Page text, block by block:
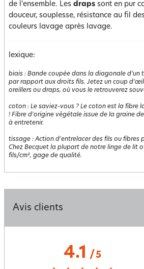
de l'ensemble. Les draps sont en pur
douceur, souplesse, résistance au fil
couleurs lavage après lavage.
lexique:
biais : Bande coupée dans la diagonale d’un
par rapport aux droits fils. Jetez un coup
oreillers ou draps, où vous le retrouverez
coton : Le saviez-vous ? Le coton est la fibre
! Fibre d'origine végétale issue de la graine
à entretenir.
tissage :Action d'entrelacer des fils ou fibres
Chez Becquet la plupart de notre linge de lit
fils/cm², gage de qualité.
Avis clients
4.1/ 5